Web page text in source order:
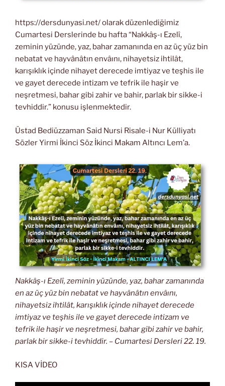
https://dersdunyasi.net/ olarak düzenlediğimiz
Cumartesi Derslerinde bu hafta “Nakkâş-ı Ezelî,
zeminin yüzünde, yaz, bahar zamanında en az üç yüz bin
nebatat ve hayvânâtın envâını, nihayetsiz ihtilât,
karışıklık içinde nihayet derecede imtiyaz ve teşhis ile
ve gayet derecede intizam ve tefrik ile haşir ve
neşretmesi, bahar gibi zahir ve bahir, parlak bir sikke-i
tevhiddir.” konusu işlenmektedir.
Üstad Bediüzzaman Said Nursi Risale-i Nur Külliyatı
Sözler Yirmi İkinci Söz İkinci Makam Altıncı Lem’a.
Nakkâş-ı Ezelî, zeminin yüzünde, yaz, bahar zamanında
en az üç yüz bin nebatat ve hayvânâtın envâını,
nihayetsiz ihtilât, karışıklık içinde nihayet derecede
imtiyaz ve teşhis ile ve gayet derecede intizam ve
tefrik ile haşir ve neşretmesi, bahar gibi zahir ve bahir,
parlak bir sikke-i tevhiddir. – Cumartesi Dersleri 22. 19.
KISA VİDEO